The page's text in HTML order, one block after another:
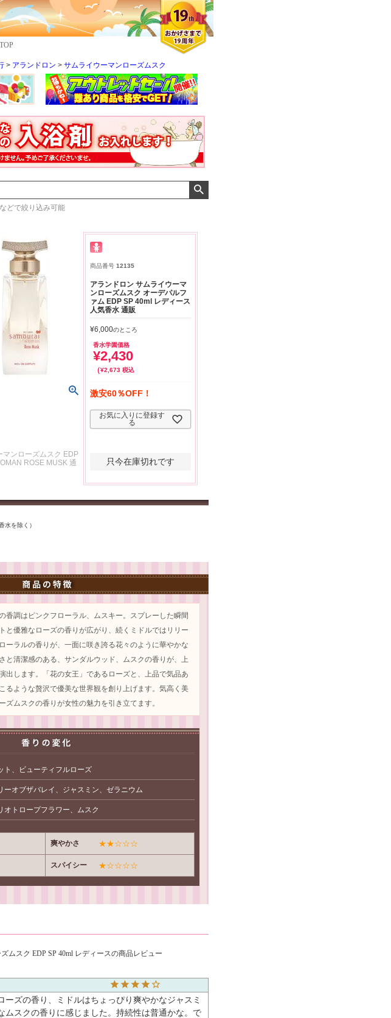
TOP
アランドロン サムライウーマンローズムスク
どで絞り込み可能
マンローズムスク EDP
ROSE MUSK 通
商品番号 12135
アランドロン サムライウーマ
ンローズムスク オーデパルフ
ァム EDP SP 40ml レディース
人気香水 通販
¥6,000のところ
香水学園価格
¥2,430
¥2,673 税込
激安60％OFF！
お気に入りに登録す
る
只今在庫切れです
水を除く）
香調はピンクフローラル、ムスキー。スプレーした瞬間
と優雅なローズの香りが広がり、続くミドルではリリー
ーラルの香りが、一面に咲き誇る花々のように華やかな
と清潔感のある、サンダルウッド、ムスクの香りが、上
出します。「花の女王」であるローズと、上品で気品あ
るような贅沢で優美な世界観を創り上げます。気高く美
ズムスクの香りが女性の魅力を引き立てます。
ト、ビューティフルローズ
ーオブザバレイ、ジャスミン、ゼラニウム
オトロープフラワー、ムスク
爽やかさ ★★☆☆☆
スパイシー ★☆☆☆☆
ムスク EDP SP 40ml レディースの商品レビュー
ーズの香り、ミドルはちょっぴり爽やかなジャスミ
ムスクの香りに感じました。持続性は普通かな。で
MMさん
香水を、いろいろ少
るところが魅力でし
した。またよろしくお願い
いたします。